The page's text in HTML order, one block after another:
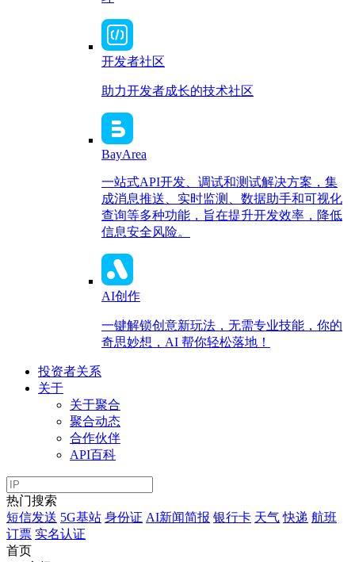
开发者社区
助力开发者成长的技术社区
BayArea
一站式API开发、调试和测试解决方案，集
成消息推送、实时监测、数据助手和可视化
查询等多种功能，旨在提升开发效率，降低
信息安全风险。
AI创作
一键解锁创意新玩法，无需专业技能，你的
奇思妙想，AI 帮你轻松落地！
投资者关系
关于
关于聚合
聚合动态
合作伙伴
API百科
热门搜索
短信发送 5G基站 身份证 AI新闻简报 银行卡 天气 快递 航班
订票 实名认证
首页